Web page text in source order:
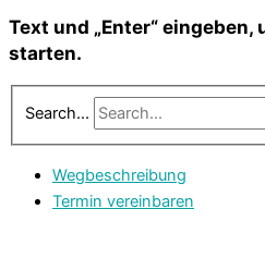
Text und „Enter“ eingeben,
starten.
Search...
Wegbeschreibung
Termin vereinbaren